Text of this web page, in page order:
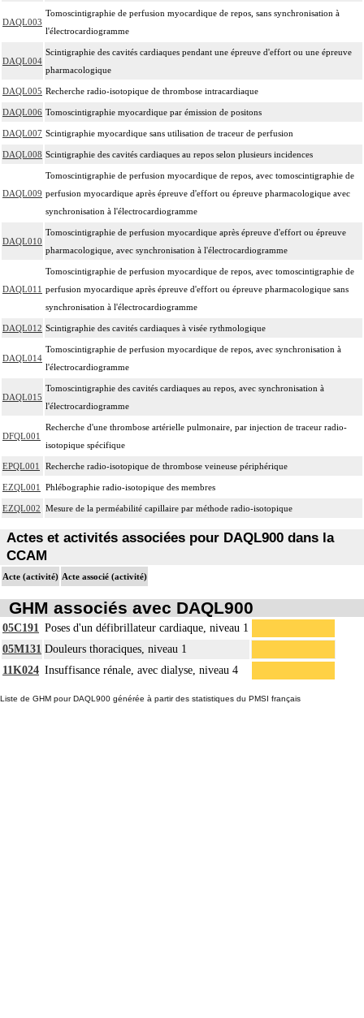
DAQL003
Tomoscintigraphie de perfusion myocardique de repos, sans synchronisation à
l'électrocardiogramme
DAQL004
Scintigraphie des cavités cardiaques pendant une épreuve d'effort ou une épreuve
pharmacologique
DAQL005 Recherche radio-isotopique de thrombose intracardiaque
DAQL006 Tomoscintigraphie myocardique par émission de positons
DAQL007 Scintigraphie myocardique sans utilisation de traceur de perfusion
DAQL008 Scintigraphie des cavités cardiaques au repos selon plusieurs incidences
DAQL009
Tomoscintigraphie de perfusion myocardique de repos, avec tomoscintigraphie de
perfusion myocardique après épreuve d'effort ou épreuve pharmacologique avec
synchronisation à l'électrocardiogramme
DAQL010
Tomoscintigraphie de perfusion myocardique après épreuve d'effort ou épreuve
pharmacologique, avec synchronisation à l'électrocardiogramme
DAQL011
Tomoscintigraphie de perfusion myocardique de repos, avec tomoscintigraphie de
perfusion myocardique après épreuve d'effort ou épreuve pharmacologique sans
synchronisation à l'électrocardiogramme
DAQL012 Scintigraphie des cavités cardiaques à visée rythmologique
DAQL014
Tomoscintigraphie de perfusion myocardique de repos, avec synchronisation à
l'électrocardiogramme
DAQL015
Tomoscintigraphie des cavités cardiaques au repos, avec synchronisation à
l'électrocardiogramme
DFQL001
Recherche d'une thrombose artérielle pulmonaire, par injection de traceur radio-
isotopique spécifique
EPQL001 Recherche radio-isotopique de thrombose veineuse périphérique
EZQL001 Phlébographie radio-isotopique des membres
EZQL002 Mesure de la perméabilité capillaire par méthode radio-isotopique
Actes et activités associées pour DAQL900 dans la
CCAM
Acte (activité) Acte associé (activité)
GHM associés avec DAQL900
05C191 Poses d'un défibrillateur cardiaque, niveau 1
05M131 Douleurs thoraciques, niveau 1
11K024 Insuffisance rénale, avec dialyse, niveau 4
Liste de GHM pour DAQL900 générée à partir des statistiques du PMSI français